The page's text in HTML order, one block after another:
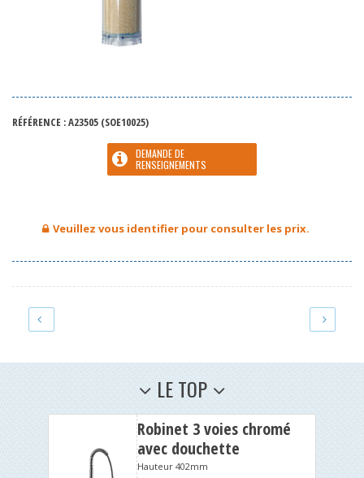
RÉFÉRENCE :A23505 (SOE10025)
DEMANDE DE
RENSEIGNEMENTS
Veuillez vous identifier pour consulter les prix.
LE TOP
Robinet 3 voies chromé
avec douchette
Hauteur 402mm